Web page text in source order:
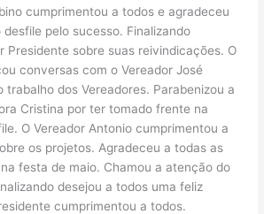
cumprimentou a todos e agradeceu
pelo sucesso. Finalizando
Presidente sobre suas reivindicações. O
conversas com o Vereador José
trabalho dos Vereadores. Parabenizou a
Cristina por ter tomado frente na
O Vereador Antonio cumprimentou a
os projetos. Agradeceu a todas as
festa de maio. Chamou a atenção do
desejou a todos uma feliz
cumprimentou a todos.